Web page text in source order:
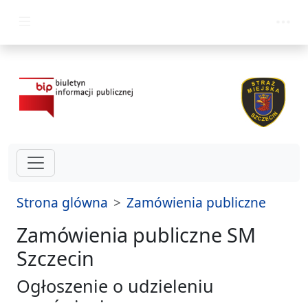
Strona glówna Zamówienia publiczne
Zamówienia publiczne SM
Szczecin
Ogłoszenie o udzieleniu